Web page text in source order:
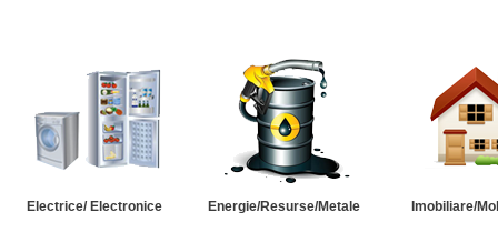
Electrice/ Electronice Energie/Resurse/Metale Imobiliare/